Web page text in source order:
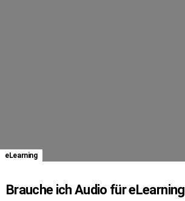
eLearning
Brauche ich Audio für